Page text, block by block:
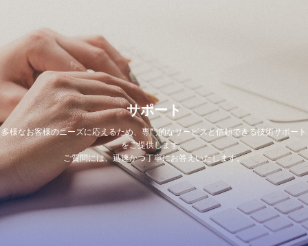
サポート
多様なお客様のニーズに応えるため、専門的なサービスと信頼できる技術サポート
をご提供します。
ご質問には、迅速かつ丁寧にお答えいたします。